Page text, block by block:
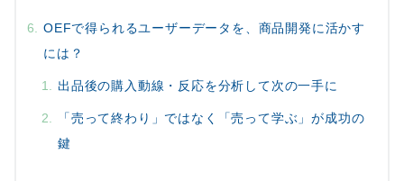
OEFで得られるユーザーデータを、商品開発に活かす
には？
出品後の購入動線・反応を分析して次の一手に
「売って終わり」ではなく「売って学ぶ」が成功の
鍵